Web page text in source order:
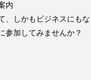
内
、しかもビジネスにもな
参加してみませんか？